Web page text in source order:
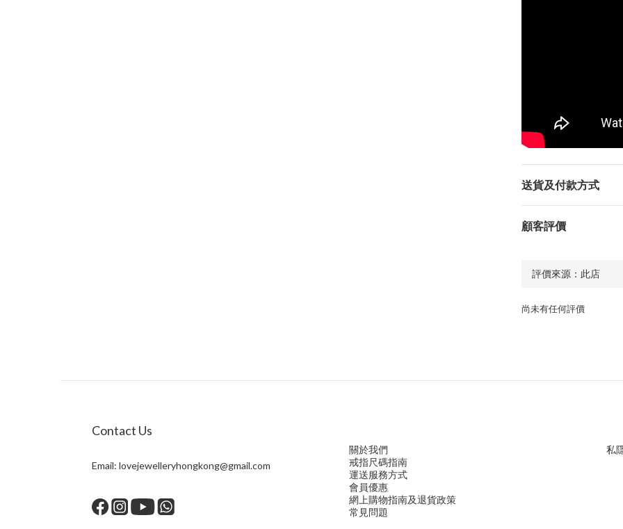
送貨及付款方式
顧客評價
尚未有任何評價
Contact Us
Email: lovejewelleryhongkong@gmail.com
關於我們
戒指尺碼指南
運送服務方式
會員優惠
網上購物指南及退貨政策
常見問題
私